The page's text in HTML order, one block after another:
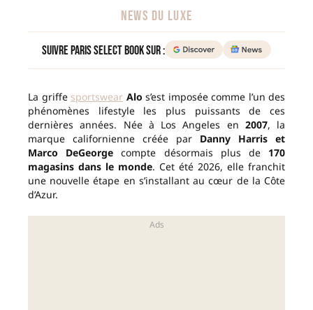
NEWS DU LUXE
Suivre Paris Select Book sur :
La griffe sportswear Alo s’est imposée comme l’un des
phénomènes lifestyle les plus puissants de ces
dernières années. Née à Los Angeles en 2007, la
marque californienne créée par Danny Harris et
Marco DeGeorge compte désormais plus de 170
magasins dans le monde. Cet été 2026, elle franchit
une nouvelle étape en s’installant au cœur de la Côte
d’Azur.